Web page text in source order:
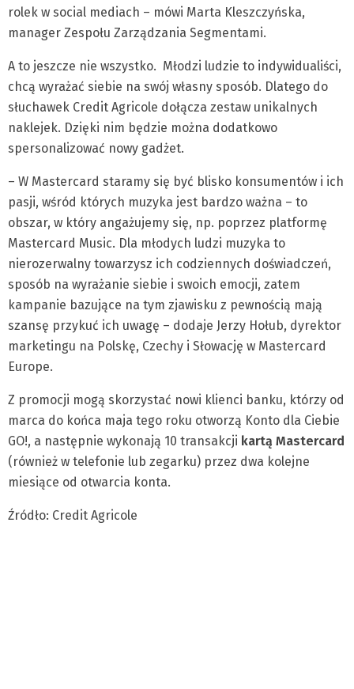
rolek w social mediach – mówi Marta Kleszczyńska,
manager Zespołu Zarządzania Segmentami.
A to jeszcze nie wszystko. Młodzi ludzie to indywidualiści,
chcą wyrażać siebie na swój własny sposób. Dlatego do
słuchawek Credit Agricole dołącza zestaw unikalnych
naklejek. Dzięki nim będzie można dodatkowo
spersonalizować nowy gadżet.
– W Mastercard staramy się być blisko konsumentów i ich
pasji, wśród których muzyka jest bardzo ważna – to
obszar, w który angażujemy się, np. poprzez platformę
Mastercard Music. Dla młodych ludzi muzyka to
nierozerwalny towarzysz ich codziennych doświadczeń,
sposób na wyrażanie siebie i swoich emocji, zatem
kampanie bazujące na tym zjawisku z pewnością mają
szansę przykuć ich uwagę – dodaje Jerzy Hołub, dyrektor
marketingu na Polskę, Czechy i Słowację w Mastercard
Europe.
Z promocji mogą skorzystać nowi klienci banku, którzy od
marca do końca maja tego roku otworzą Konto dla Ciebie
GO!, a następnie wykonają 10 transakcji kartą Mastercard
(również w telefonie lub zegarku) przez dwa kolejne
miesiące od otwarcia konta.
Źródło: Credit Agricole